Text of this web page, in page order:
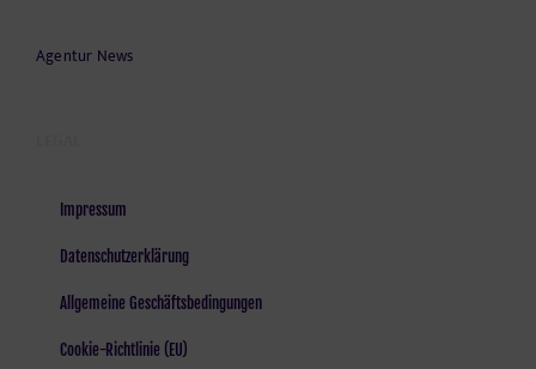
Agentur News
Impressum
Datenschutzerklärung
Allgemeine Geschäftsbedingungen
Cookie-Richtlinie (EU)